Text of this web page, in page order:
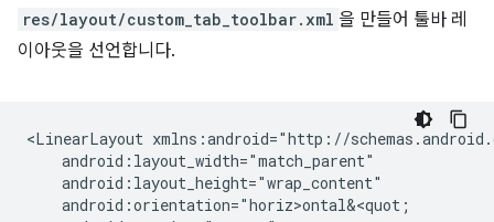
res/layout/custom_tab_toolbar.xml 을 만들어 툴바 레
이아웃을 선언합니다.
<LinearLayout